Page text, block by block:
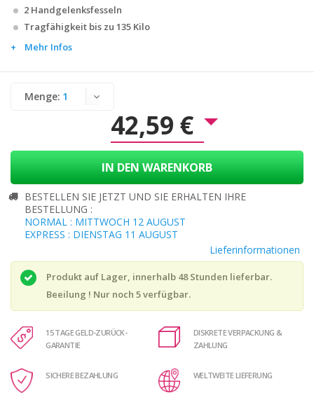
2 Handgelenksfesseln
Tragfähigkeit bis zu 135 Kilo
Mehr Infos
Menge:
42,59 €
IN DEN WARENKORB
BESTELLEN SIE JETZT UND SIE ERHALTEN IHRE
BESTELLUNG :
NORMAL : MITTWOCH 12 AUGUST
EXPRESS : DIENSTAG 11 AUGUST
Lieferinformationen
Produkt auf Lager, innerhalb 48 Stunden lieferbar.
Beeilung ! Nur noch 5verfügbar.
15 TAGE GELD-ZURÜCK-
GARANTIE
DISKRETE VERPACKUNG &
ZAHLUNG
SICHERE BEZAHLUNG WELTWEITE LIEFERUNG